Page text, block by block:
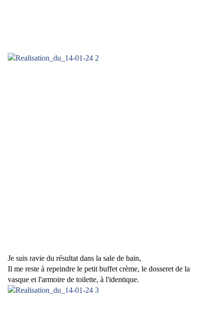
Je suis ravie du résultat dans la sale de bain,
Il me reste à repeindre le petit buffet crème, le dosseret de la
vasque et l'armoire de toilette, à l'identique.